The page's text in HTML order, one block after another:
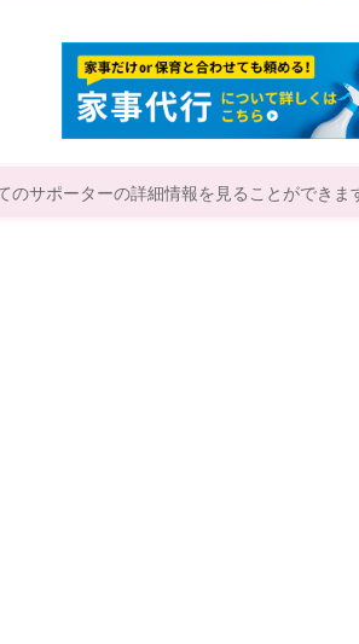
のサポーターの詳細情報を見ることができま